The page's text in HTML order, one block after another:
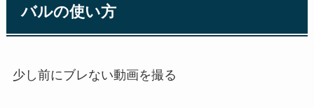
バルの使い方
少し前にブレない動画を撮る